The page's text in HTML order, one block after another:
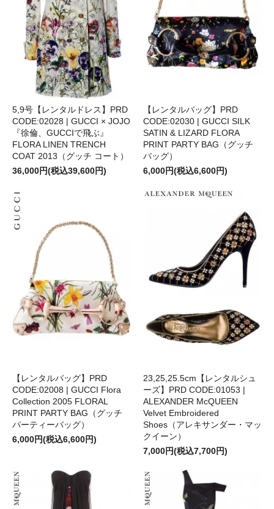
5,9号【レンタルドレス】PRD
CODE:02028 | GUCCI × JOJO
『徐倫、GUCCIで飛ぶ』
FLORA LINEN TRENCH
COAT 2013（グッチ コート）
36,000円(税込39,600円)
【レンタルバッグ】PRD
CODE:02030 | GUCCI SILK
SATIN & LIZARD FLORA
PRINT PARTY BAG（グッチ
バッグ）
6,000円(税込6,600円)
【レンタルバッグ】PRD
CODE:02008 | GUCCI Flora
Collection 2005 FLORAL
PRINT PARTY BAG（グッチ
パーティーバッグ）
6,000円(税込6,600円)
23,25,25.5cm【レンタルシュ
ーズ】PRD CODE:01053 |
ALEXANDER McQUEEN
Velvet Embroidered
Shoes（アレキサンダー・マッ
クイーン）
7,000円(税込7,700円)